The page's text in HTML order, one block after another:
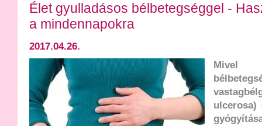
Élet gyulladásos bélbetegséggel -
a mindennapokra
2017.04.26.
Mivel
ulcerosa)